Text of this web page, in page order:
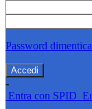
Password
-
Entra con SPID